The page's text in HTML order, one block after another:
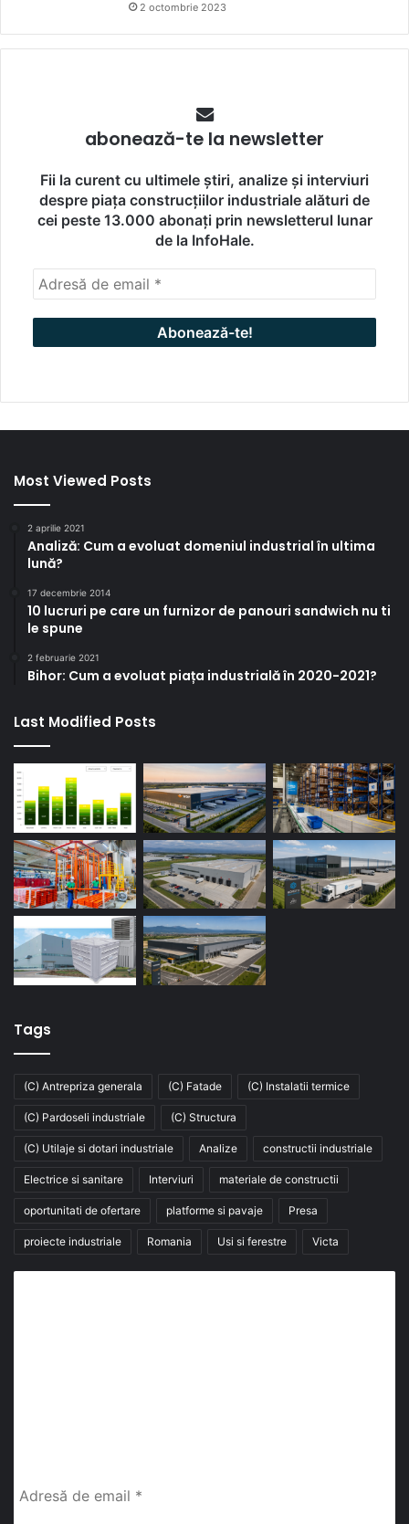
2 octombrie 2023
abonează-te la newsletter
Fii la curent cu ultimele știri, analize și interviuri
despre piața construcțiilor industriale alături de
cei peste 13.000 abonați prin newsletterul lunar
de la InfoHale.
Most Viewed Posts
2 aprilie 2021
Analiză: Cum a evoluat domeniul industrial în ultima
lună?
17 decembrie 2014
10 lucruri pe care un furnizor de panouri sandwich nu ti
le spune
2 februarie 2021
Bihor: Cum a evoluat piața industrială în 2020-2021?
Last Modified Posts
Tags
(C) Antrepriza generala (C) Fatade (C) Instalatii termice
(C) Pardoseli industriale (C) Structura
(C) Utilaje si dotari industriale Analize constructii industriale
Electrice si sanitare Interviuri materiale de constructii
oportunitati de ofertare platforme si pavaje Presa
proiecte industriale Romania Usi si ferestre Victa